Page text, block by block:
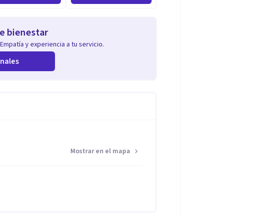
bienestar
y experiencia a tu servicio.
Mostrar en el mapa